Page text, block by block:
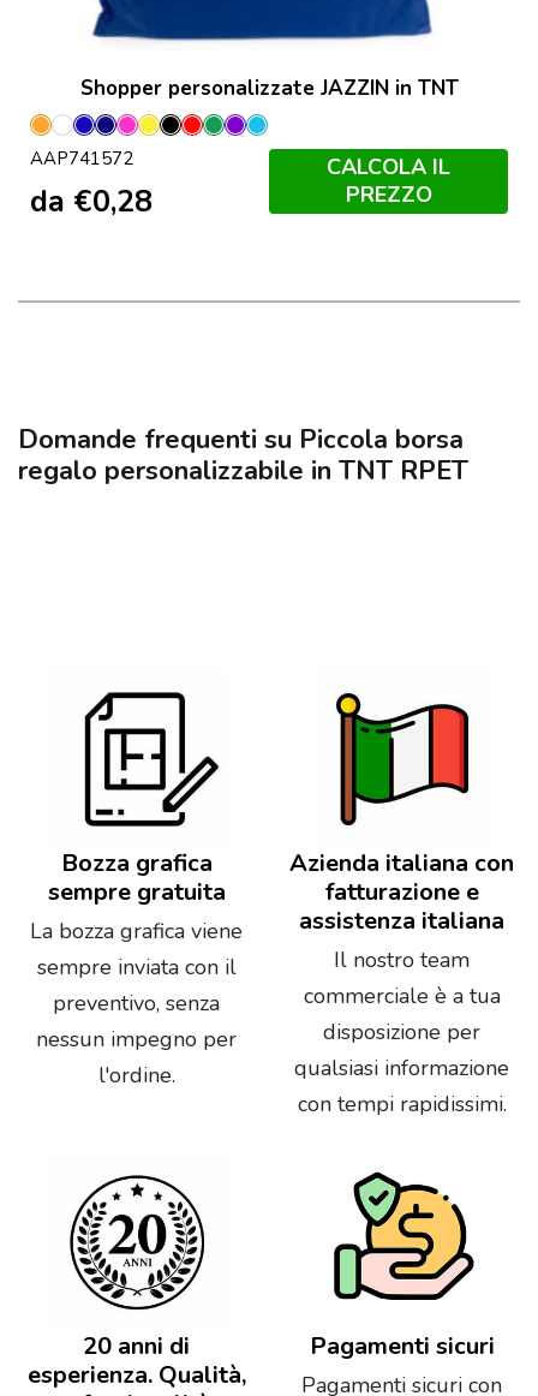
Shopper personalizzate JAZZIN in TNT
Arancione
Bianco
BluBlu
Scuro
Fucsia
Giallo
NeroRosso
Verde
ViolaAzzurro
AAP741572
da €0,28
CALCOLA IL
PREZZO
Domande frequenti su Piccola borsa
regalo personalizzabile in TNT RPET
Bozza grafica
sempre gratuita
La bozza grafica viene
sempre inviata con il
preventivo, senza
nessun impegno per
l'ordine.
Azienda italiana con
fatturazione e
assistenza italiana
Il nostro team
commerciale è a tua
disposizione per
qualsiasi informazione
con tempi rapidissimi.
20 anni di
esperienza. Qualità,
Pagamenti sicuri
Pagamenti sicuri con